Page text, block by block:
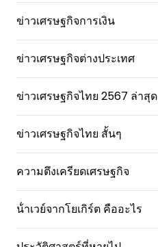
ข่าวเศรษฐกิจการเงิน
ข่าวเศรษฐกิจต่างประเทศ
ข่าวเศรษฐกิจไทย 2567 ล่าสุด
ข่าวเศรษฐกิจไทย สั้นๆ
ความตึงเครียดเศรษฐกิจ
น้ําเวย์จากโยเกิร์ต คืออะไร